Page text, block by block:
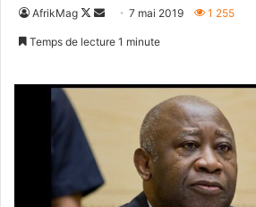
AfrikMag
Follow
Envoyer7 mai 2019 1 255
Temps de lecture 1 minute